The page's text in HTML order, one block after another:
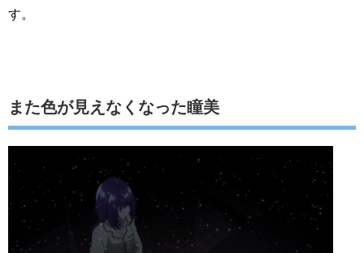
す。
また色が見えなくなった瞳美